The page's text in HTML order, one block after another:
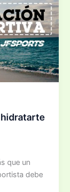
que un
debe